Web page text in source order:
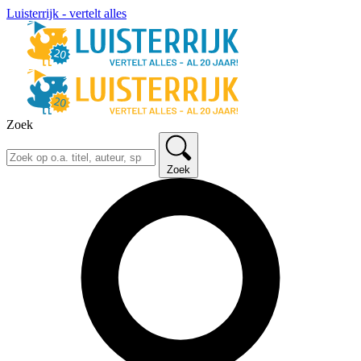
Luisterrijk - vertelt alles
Zoek
Zoek